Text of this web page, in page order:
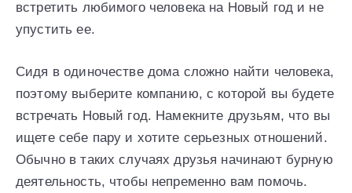
встретить любимого человека на Новый год и не
упустить ее.
Сидя в одиночестве дома сложно найти человека,
поэтому выберите компанию, с которой вы будете
встречать Новый год. Намекните друзьям, что вы
ищете себе пару и хотите серьезных отношений.
Обычно в таких случаях друзья начинают бурную
деятельность, чтобы непременно вам помочь.